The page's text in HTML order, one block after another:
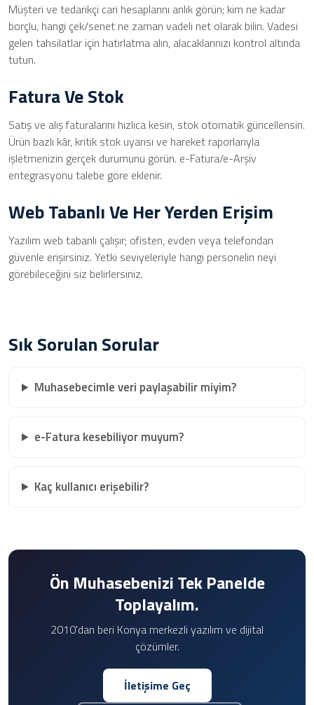
Müşteri ve tedarikçi cari hesaplarını anlık görün; kim ne kadar
borçlu, hangi çek/senet ne zaman vadeli net olarak bilin. Vadesi
gelen tahsilatlar için hatırlatma alın, alacaklarınızı kontrol altında
tutun.
Fatura Ve Stok
Satış ve alış faturalarını hızlıca kesin, stok otomatik güncellensin.
Ürün bazlı kâr, kritik stok uyarısı ve hareket raporlarıyla
işletmenizin gerçek durumunu görün. e-Fatura/e-Arşiv
entegrasyonu talebe göre eklenir.
Web Tabanlı Ve Her Yerden Erişim
Yazılım web tabanlı çalışır; ofisten, evden veya telefondan
güvenle erişirsiniz. Yetki seviyeleriyle hangi personelin neyi
görebileceğini siz belirlersiniz.
Sık Sorulan Sorular
Muhasebecimle veri paylaşabilir miyim?
e-Fatura kesebiliyor muyum?
Kaç kullanıcı erişebilir?
Ön Muhasebenizi Tek Panelde
Toplayalım.
2010'dan beri Konya merkezli yazılım ve dijital
çözümler.
İletişime Geç